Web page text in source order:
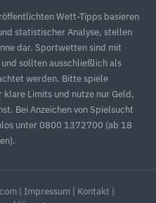
Wett-Tipps basieren
statistischer Analyse, stellen
dar. Sportwetten sind mit
sollten ausschließlich als
werden. Bitte spiele
Limits und nutze nur Geld,
Bei Anzeichen von Spielsucht
unter 0800 1372700 (ab 18
| Impressum | Kontakt |